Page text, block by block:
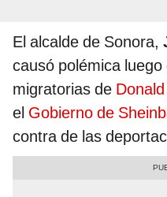
El alcalde de Sonora,
causó polémica
migratorias de
el Gobierno de
contra de las